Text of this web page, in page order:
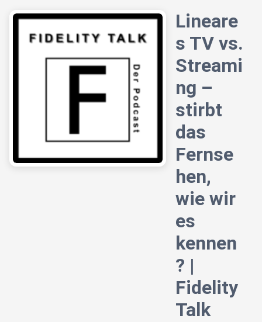
Lineare
s TV vs.
Streami
ng –
stirbt
das
Fernse
hen,
wie wir
es
kennen
? |
Fidelity
Talk